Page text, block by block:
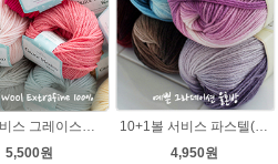
10+1서비스 그레이스메리노울 부드러운 털실/뜨개실/뜨개질실/손뜨개실/목도리털실/모자털실
5,500원
10+1볼 서비스 파스텔(Pastel) 뜨개질 그라데이션 털실 나염뜨개실
4,950원